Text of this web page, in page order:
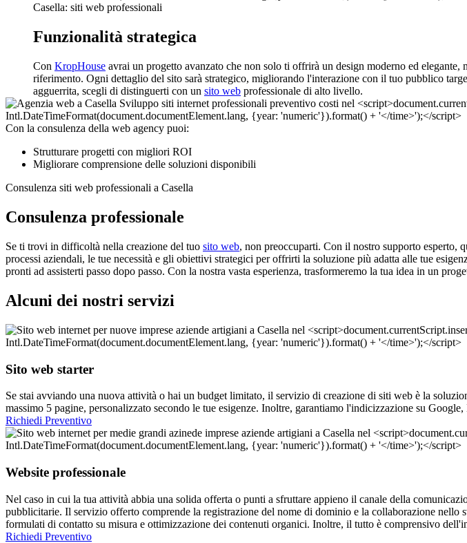
Casella: siti web professionali
Funzionalità strategica
Con KropHouse avrai un progetto avanzato che non solo ti offrirà un design moderno ed
riferimento. Ogni dettaglio del sito sarà strategico, migliorando l'interazione con il tuo pubblico
agguerrita, scegli di distinguerti con un sito web professionale di alto livello.
Con la consulenza della web agency puoi:
Strutturare progetti con migliori ROI
Migliorare comprensione delle soluzioni disponibili
Consulenza siti web professionali a Casella
Consulenza professionale
Se ti trovi in difficoltà nella creazione del tuo sito web, non preoccuparti. Con il nostro supporto esperto,
processi aziendali, le tue necessità e gli obiettivi strategici per offrirti la soluzione più adatta alle tue
pronti ad assisterti passo dopo passo. Con la nostra vasta esperienza, trasformeremo la tua idea in un
Alcuni dei nostri servizi
Sito web starter
Se stai avviando una nuova attività o hai un budget limitato, il servizio di creazione di siti web è la
massimo 5 pagine, personalizzato secondo le tue esigenze. Inoltre, garantiamo l'indicizzazione su
Richiedi Preventivo
Website professionale
Nel caso in cui la tua attività abbia una solida offerta o punti a sfruttare appieno il canale della
pubblicitarie. Il servizio offerto comprende la registrazione del nome di dominio e la collaborazione nello
formulati di contatto su misura e ottimizzazione dei contenuti organici. Inoltre, il tutto è comprensivo
Richiedi Preventivo